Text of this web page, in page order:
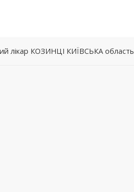
лікар КОЗИНЦІ КИЇВСЬКА область